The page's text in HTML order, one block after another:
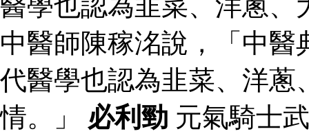
中醫師陳稼洺說，「中
代醫學也認為韭菜、洋蔥
情。」 必利勁 元氣騎士